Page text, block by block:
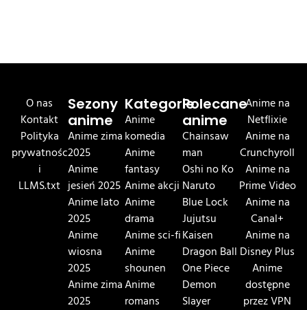
O nas
Kontakt
Polityka
prywatnośc
i
LLMS.txt
Sezony
anime
Anime zima
2025
Anime
jesień 2025
Anime lato
2025
Anime
wiosna
2025
Anime zima
2025
Kategorie
Anime
komedia
Anime
fantasy
Anime akcji
Anime
drama
Anime sci-fi
Anime
shounen
Anime
romans
Polecane
anime
Chainsaw
man
Oshi no Ko
Naruto
Blue Lock
Jujutsu
Kaisen
Dragon Ball
One Piece
Demon
Slayer
Anime na
Netflixie
Anime na
Crunchyroll
Anime na
Prime Video
Anime na
Canal+
Anime na
Disney Plus
Anime
dostępne
przez VPN